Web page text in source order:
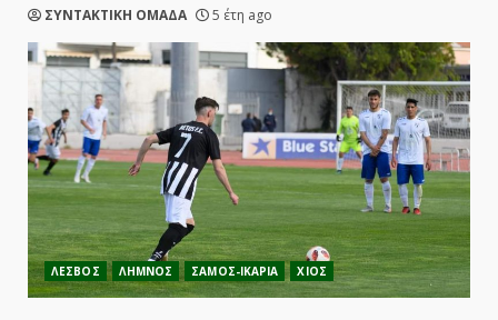
ΣΥΝΤΑΚΤΙΚΗ ΟΜΑΔΑ 5 έτη ago
ΛΕΣΒΟΣ ΛΗΜΝΟΣ ΣΑΜΟΣ-ΙΚΑΡΙΑ ΧΙΟΣ